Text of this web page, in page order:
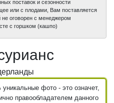
поставок и сезонности
или с плодами, Вам поставляется
не оговорен с менеджером
с горшком (кашпо)
уникальные фото - это означет,
правообладателем данного